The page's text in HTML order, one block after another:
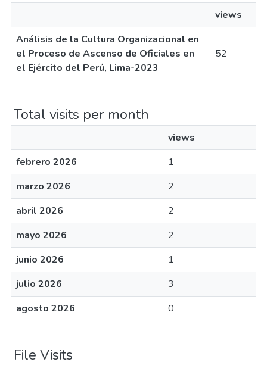
views
Análisis de la Cultura Organizacional en
el Proceso de Ascenso de Oficiales en
el Ejército del Perú, Lima-2023
52
Total visits per month
views
febrero 2026
1
marzo 2026
2
abril 2026
2
mayo 2026
2
junio 2026
1
julio 2026
3
agosto 2026
0
File Visits